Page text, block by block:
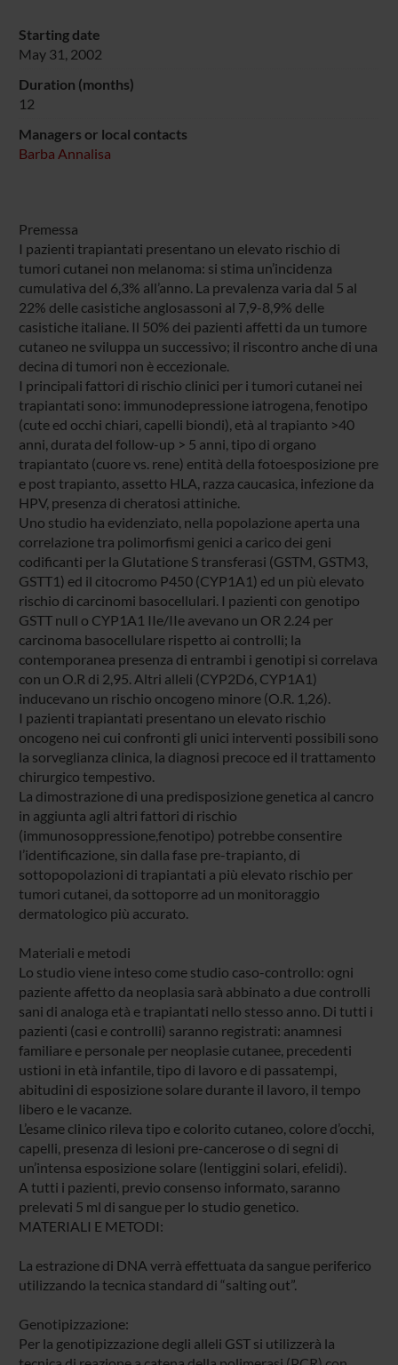
Starting date
May 31, 2002
Duration (months)
12
Managers or local contacts
Barba Annalisa
Premessa
I pazienti trapiantati presentano un elevato rischio di
tumori cutanei non melanoma: si stima un’incidenza
cumulativa del 6,3% all’anno. La prevalenza varia dal 5 al
22% delle casistiche anglosassoni al 7,9-8,9% delle
casistiche italiane. Il 50% dei pazienti affetti da un tumore
cutaneo ne sviluppa un successivo; il riscontro anche di una
decina di tumori non è eccezionale.
I principali fattori di rischio clinici per i tumori cutanei nei
trapiantati sono: immunodepressione iatrogena, fenotipo
(cute ed occhi chiari, capelli biondi), età al trapianto >40
anni, durata del follow-up > 5 anni, tipo di organo
trapiantato (cuore vs. rene) entità della fotoesposizione pre
e post trapianto, assetto HLA, razza caucasica, infezione da
HPV, presenza di cheratosi attiniche.
Uno studio ha evidenziato, nella popolazione aperta una
correlazione tra polimorfismi genici a carico dei geni
codificanti per la Glutatione S transferasi (GSTM, GSTM3,
GSTT1) ed il citocromo P450 (CYP1A1) ed un più elevato
rischio di carcinomi basocellulari. I pazienti con genotipo
GSTT null o CYP1A1 IIe/IIe avevano un OR 2.24 per
carcinoma basocellulare rispetto ai controlli; la
contemporanea presenza di entrambi i genotipi si correlava
con un O.R di 2,95. Altri alleli (CYP2D6, CYP1A1)
inducevano un rischio oncogeno minore (O.R. 1,26).
I pazienti trapiantati presentano un elevato rischio
oncogeno nei cui confronti gli unici interventi possibili sono
la sorveglianza clinica, la diagnosi precoce ed il trattamento
chirurgico tempestivo.
La dimostrazione di una predisposizione genetica al cancro
in aggiunta agli altri fattori di rischio
(immunosoppressione,fenotipo) potrebbe consentire
l’identificazione, sin dalla fase pre-trapianto, di
sottopopolazioni di trapiantati a più elevato rischio per
tumori cutanei, da sottoporre ad un monitoraggio
dermatologico più accurato.
Materiali e metodi
Lo studio viene inteso come studio caso-controllo: ogni
paziente affetto da neoplasia sarà abbinato a due controlli
sani di analoga età e trapiantati nello stesso anno. Di tutti i
pazienti (casi e controlli) saranno registrati: anamnesi
familiare e personale per neoplasie cutanee, precedenti
ustioni in età infantile, tipo di lavoro e di passatempi,
abitudini di esposizione solare durante il lavoro, il tempo
libero e le vacanze.
L’esame clinico rileva tipo e colorito cutaneo, colore d’occhi,
capelli, presenza di lesioni pre-cancerose o di segni di
un’intensa esposizione solare (lentiggini solari, efelidi).
A tutti i pazienti, previo consenso informato, saranno
prelevati 5 ml di sangue per lo studio genetico.
MATERIALI E METODI:
La estrazione di DNA verrà effettuata da sangue periferico
utilizzando la tecnica standard di “salting out”.
Genotipizzazione:
Per la genotipizzazione degli alleli GST si utilizzerà la